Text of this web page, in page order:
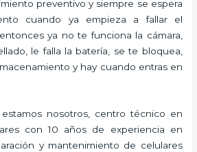
preventivo y siempre se espera
cuando ya empieza a fallar el
ya no te funciona la cámara,
le falla la batería, se te bloquea,
y hay cuando entras en
nosotros, centro técnico en
con 10 años de experiencia en
y mantenimiento de celulares